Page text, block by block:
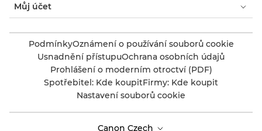
Můj účet
PodmínkyOznámení o používání souborů cookie
Usnadnění přístupuOchrana osobních údajů
Prohlášení o moderním otroctví (PDF)
Spotřebitel: Kde koupitFirmy: Kde koupit
Nastavení souborů cookie
Canon Czech